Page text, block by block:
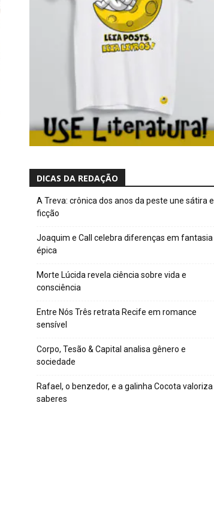
DICAS DA REDAÇÃO
A Treva: crônica dos anos da peste une sátira e
ficção
Joaquim e Call celebra diferenças em fantasia
épica
Morte Lúcida revela ciência sobre vida e
consciência
Entre Nós Três retrata Recife em romance
sensível
Corpo, Tesão & Capital analisa gênero e
sociedade
Rafael, o benzedor, e a galinha Cocota valoriza
saberes